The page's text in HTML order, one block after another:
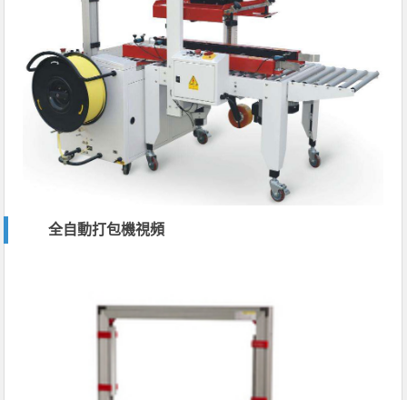
全自動打包機視頻